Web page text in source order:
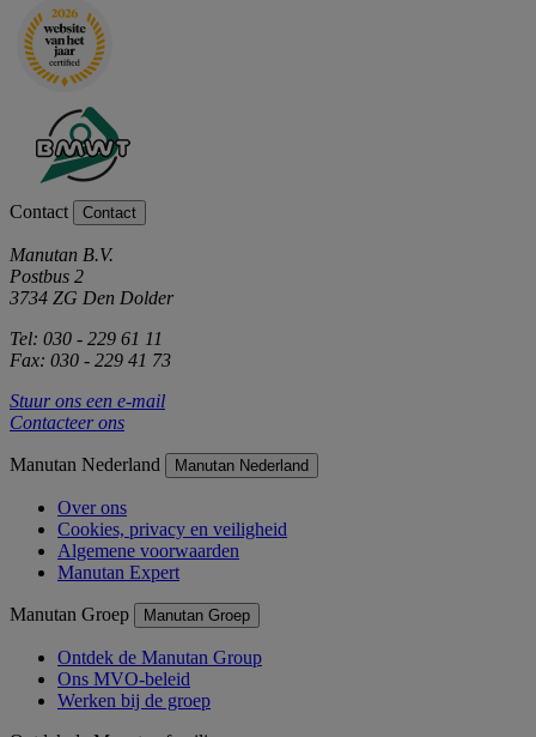
Contact Contact
Manutan B.V.
Postbus 2
3734 ZG Den Dolder
Tel: 030 - 229 61 11
Fax: 030 - 229 41 73
Stuur ons een e-mail
Contacteer ons
Manutan Nederland Manutan Nederland
Over ons
Cookies, privacy en veiligheid
Algemene voorwaarden
Manutan Expert
Manutan Groep Manutan Groep
Ontdek de Manutan Group
Ons MVO-beleid
Werken bij de groep